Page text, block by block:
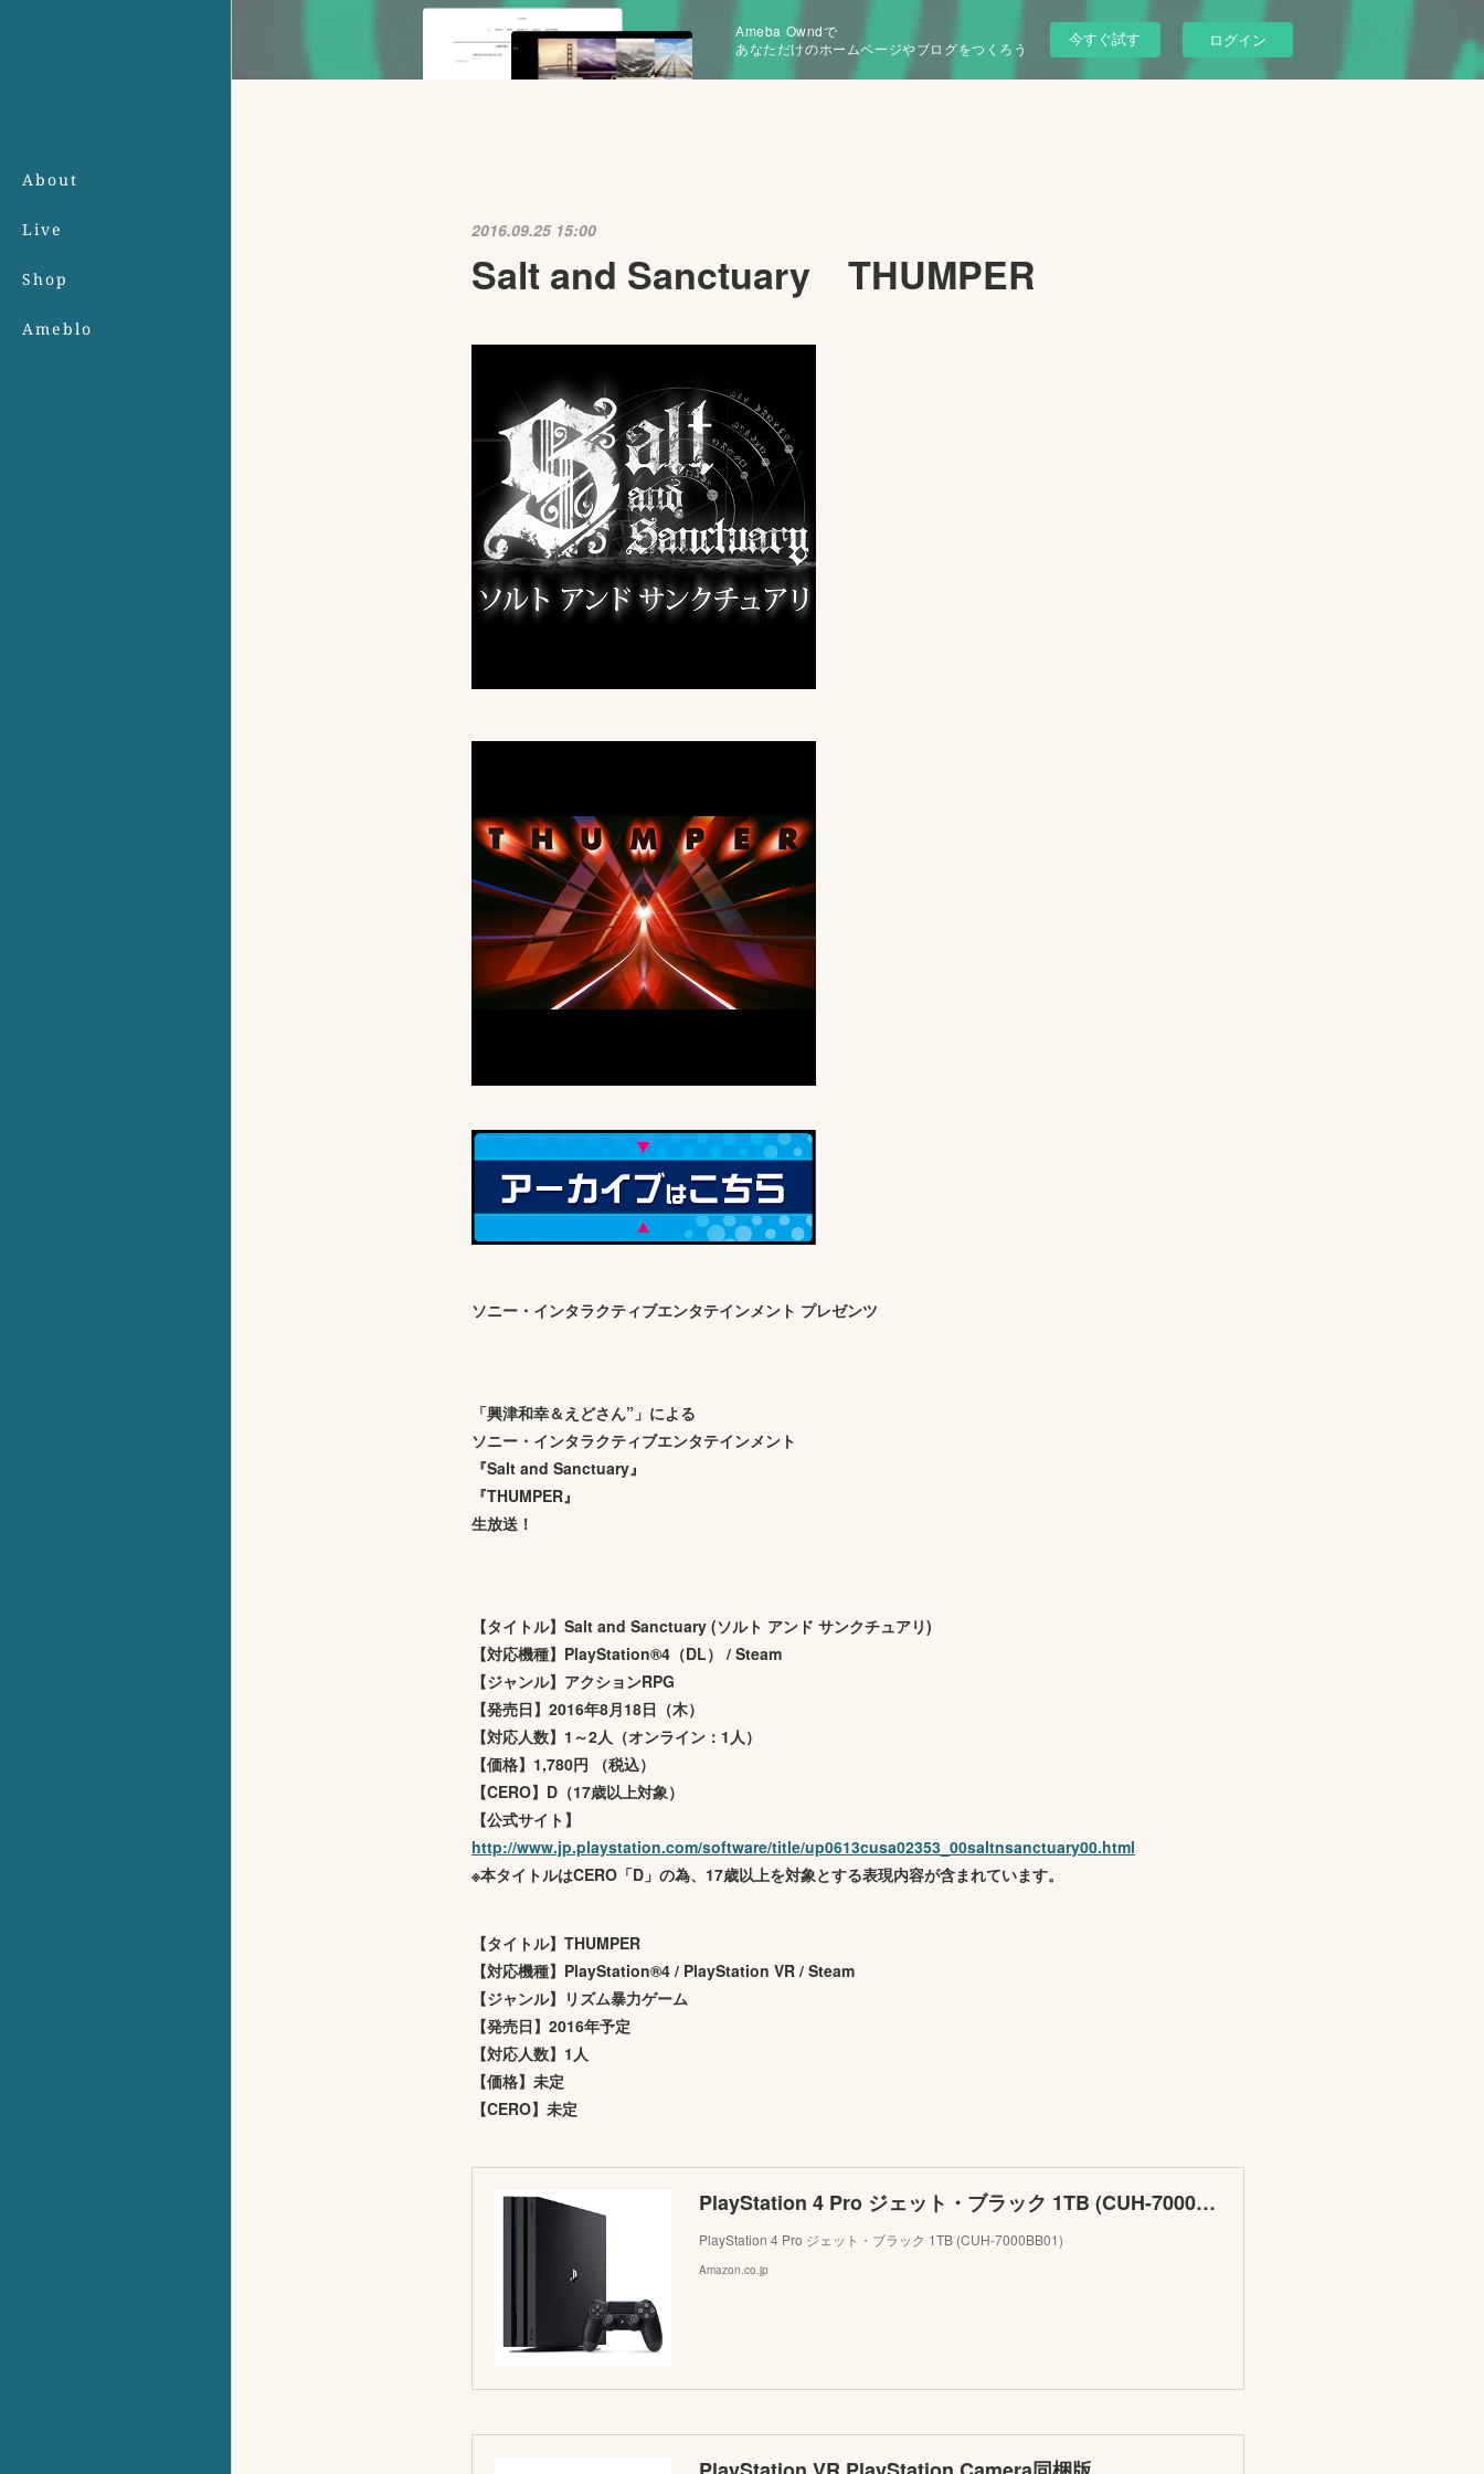
About
Live
Shop
Ameblo
Ameba Owndで
あなただけのホームページやブログをつくろう
今すぐ試す ログイン
2016.09.25 15:00
Salt and Sanctuary THUMPER
ソニー・インタラクティブエンタテインメント プレゼンツ
「興津和幸＆えどさん”」による
ソニー・インタラクティブエンタテインメント
『Salt and Sanctuary』
『THUMPER』
生放送！
【タイトル】Salt and Sanctuary (ソルト アンド サンクチュアリ)
【対応機種】PlayStation®4（DL） / Steam
【ジャンル】アクションRPG
【発売日】2016年8月18日（木）
【対応人数】1～2人（オンライン：1人）
【価格】1,780円 （税込）
【CERO】D（17歳以上対象）
【公式サイト】
http://www.jp.playstation.com/software/title/up0613cusa02353_00saltnsanctuary00.html
※本タイトルはCERO「D」の為、17歳以上を対象とする表現内容が含まれています。
【タイトル】THUMPER
【対応機種】PlayStation®4 / PlayStation VR / Steam
【ジャンル】リズム暴力ゲーム
【発売日】2016年予定
【対応人数】1人
【価格】未定
【CERO】未定
PlayStation 4 Pro ジェット・ブラック 1TB (CUH-7000BB01)
PlayStation 4 Pro ジェット・ブラック 1TB (CUH-7000BB01)
Amazon.co.jp